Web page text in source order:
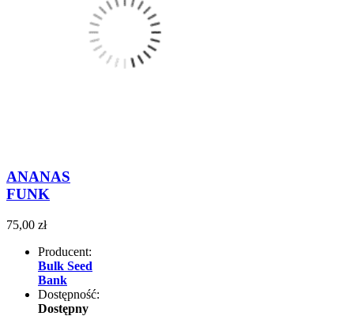
ANANAS
FUNK
75,00 zł
Producent:
Bulk Seed
Bank
Dostępność:
Dostępny